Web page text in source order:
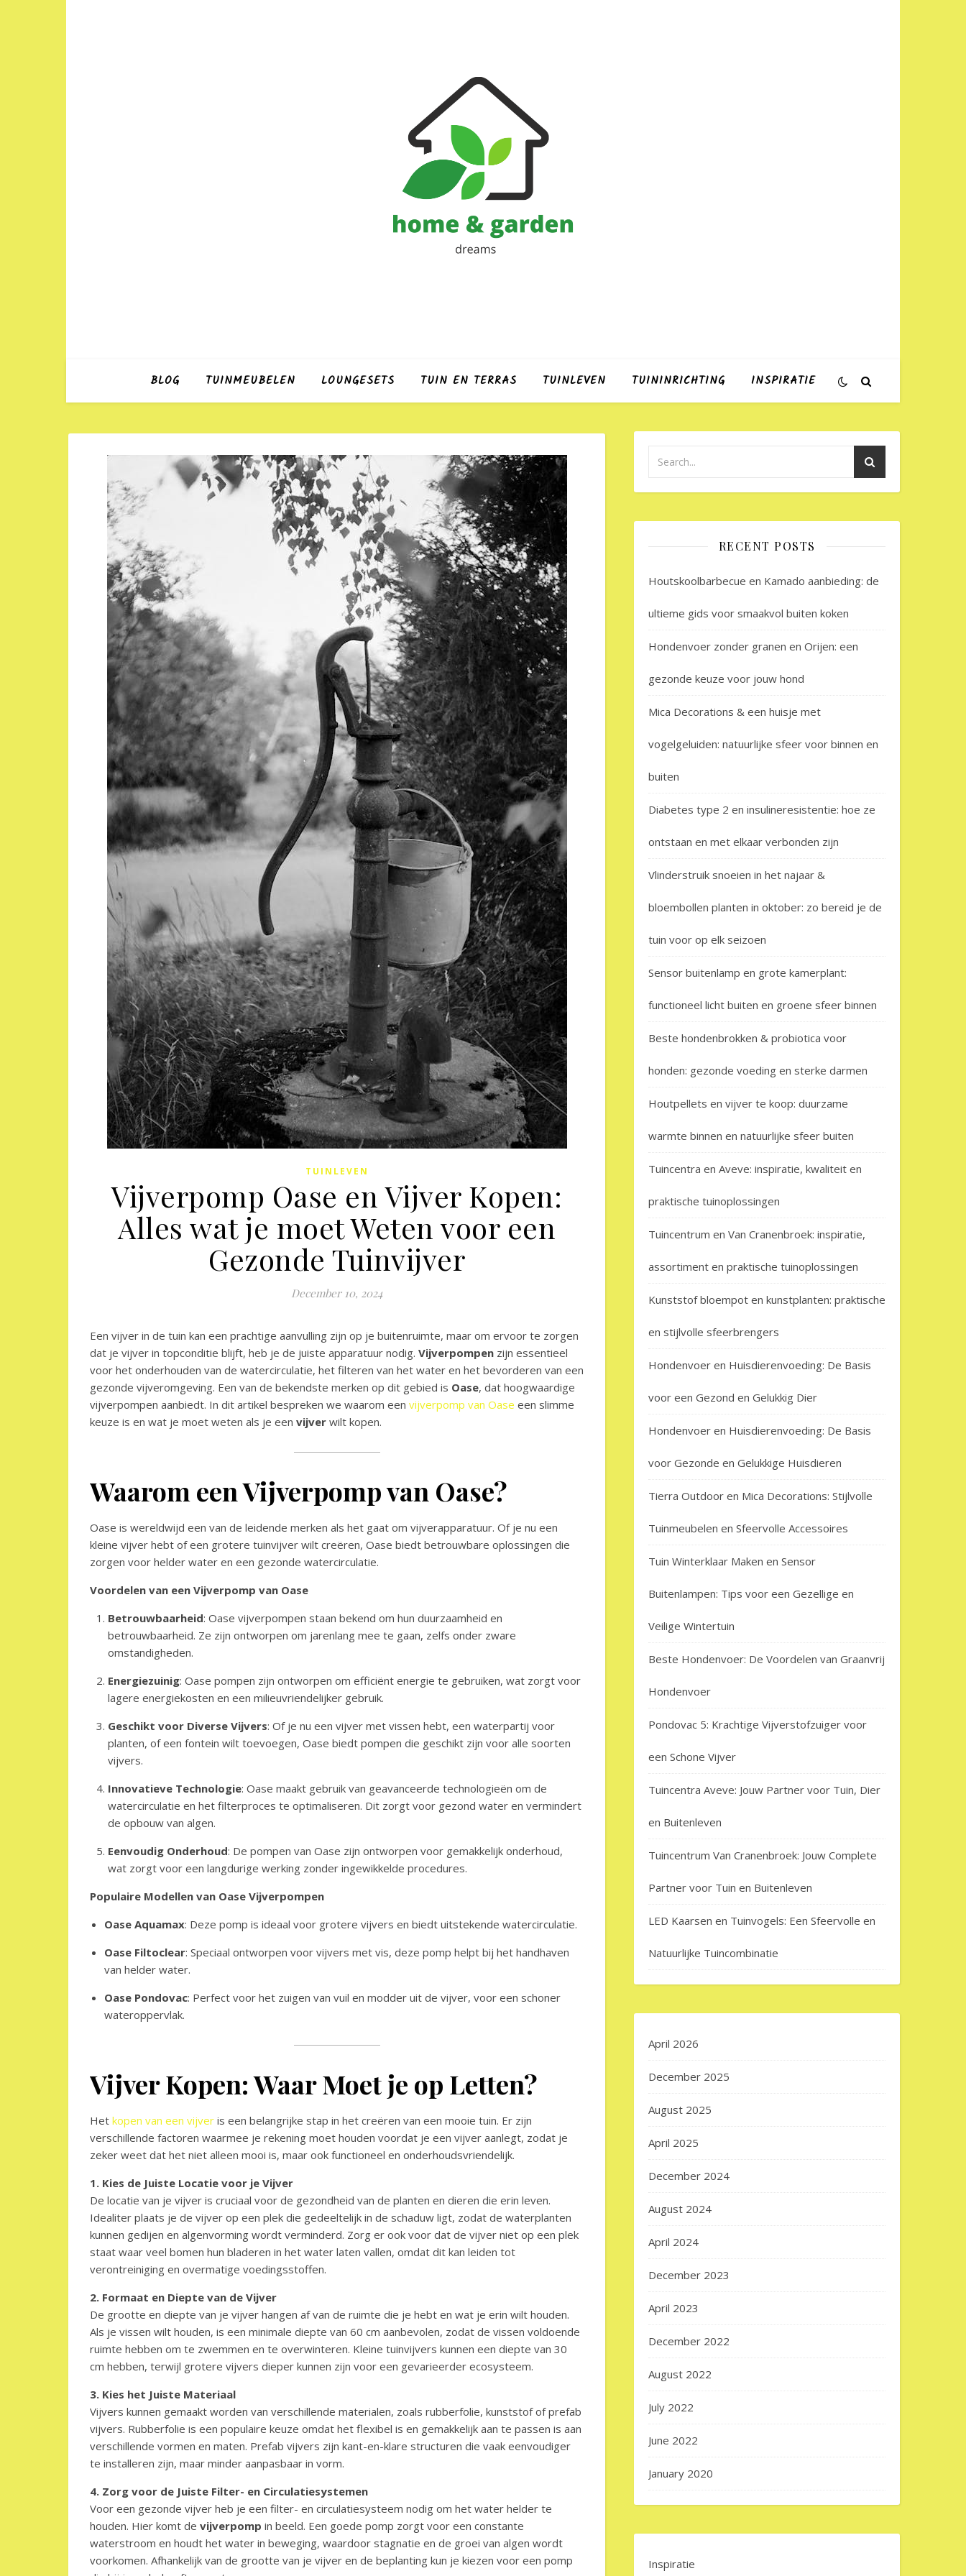
BLOG TUINMEUBELEN LOUNGESETS TUIN EN TERRAS TUINLEVEN TUININRICHTING INSPIRATIE
TUINLEVEN
Vijverpomp Oase en Vijver Kopen:
Alles wat je moet Weten voor een
Gezonde Tuinvijver
December 10, 2024
Een vijver in de tuin kan een prachtige aanvulling zijn op je buitenruimte, maar om ervoor te zorgen
dat je vijver in topconditie blijft, heb je de juiste apparatuur nodig. Vijverpompen zijn essentieel
voor het onderhouden van de watercirculatie, het filteren van het water en het bevorderen van een
gezonde vijveromgeving. Een van de bekendste merken op dit gebied is Oase, dat hoogwaardige
vijverpompen aanbiedt. In dit artikel bespreken we waarom een vijverpomp van Oase een slimme
keuze is en wat je moet weten als je een vijver wilt kopen.
Waarom een Vijverpomp van Oase?
Oase is wereldwijd een van de leidende merken als het gaat om vijverapparatuur. Of je nu een
kleine vijver hebt of een grotere tuinvijver wilt creëren, Oase biedt betrouwbare oplossingen die
zorgen voor helder water en een gezonde watercirculatie.
Voordelen van een Vijverpomp van Oase
Betrouwbaarheid: Oase vijverpompen staan bekend om hun duurzaamheid en
betrouwbaarheid. Ze zijn ontworpen om jarenlang mee te gaan, zelfs onder zware
omstandigheden.
Energiezuinig: Oase pompen zijn ontworpen om efficiënt energie te gebruiken, wat zorgt voor
lagere energiekosten en een milieuvriendelijker gebruik.
Geschikt voor Diverse Vijvers: Of je nu een vijver met vissen hebt, een waterpartij voor
planten, of een fontein wilt toevoegen, Oase biedt pompen die geschikt zijn voor alle soorten
vijvers.
Innovatieve Technologie: Oase maakt gebruik van geavanceerde technologieën om de
watercirculatie en het filterproces te optimaliseren. Dit zorgt voor gezond water en vermindert
de opbouw van algen.
Eenvoudig Onderhoud: De pompen van Oase zijn ontworpen voor gemakkelijk onderhoud,
wat zorgt voor een langdurige werking zonder ingewikkelde procedures.
Populaire Modellen van Oase Vijverpompen
Oase Aquamax: Deze pomp is ideaal voor grotere vijvers en biedt uitstekende watercirculatie.
Oase Filtoclear: Speciaal ontworpen voor vijvers met vis, deze pomp helpt bij het handhaven
van helder water.
Oase Pondovac: Perfect voor het zuigen van vuil en modder uit de vijver, voor een schoner
wateroppervlak.
Vijver Kopen: Waar Moet je op Letten?
Het kopen van een vijver is een belangrijke stap in het creëren van een mooie tuin. Er zijn
verschillende factoren waarmee je rekening moet houden voordat je een vijver aanlegt, zodat je
zeker weet dat het niet alleen mooi is, maar ook functioneel en onderhoudsvriendelijk.
1. Kies de Juiste Locatie voor je Vijver
De locatie van je vijver is cruciaal voor de gezondheid van de planten en dieren die erin leven.
Idealiter plaats je de vijver op een plek die gedeeltelijk in de schaduw ligt, zodat de waterplanten
kunnen gedijen en algenvorming wordt verminderd. Zorg er ook voor dat de vijver niet op een plek
staat waar veel bomen hun bladeren in het water laten vallen, omdat dit kan leiden tot
verontreiniging en overmatige voedingsstoffen.
2. Formaat en Diepte van de Vijver
De grootte en diepte van je vijver hangen af van de ruimte die je hebt en wat je erin wilt houden.
Als je vissen wilt houden, is een minimale diepte van 60 cm aanbevolen, zodat de vissen voldoende
ruimte hebben om te zwemmen en te overwinteren. Kleine tuinvijvers kunnen een diepte van 30
cm hebben, terwijl grotere vijvers dieper kunnen zijn voor een gevarieerder ecosysteem.
3. Kies het Juiste Materiaal
Vijvers kunnen gemaakt worden van verschillende materialen, zoals rubberfolie, kunststof of prefab
vijvers. Rubberfolie is een populaire keuze omdat het flexibel is en gemakkelijk aan te passen is aan
verschillende vormen en maten. Prefab vijvers zijn kant-en-klare structuren die vaak eenvoudiger
te installeren zijn, maar minder aanpasbaar in vorm.
4. Zorg voor de Juiste Filter- en Circulatiesystemen
Voor een gezonde vijver heb je een filter- en circulatiesysteem nodig om het water helder te
houden. Hier komt de vijverpomp in beeld. Een goede pomp zorgt voor een constante
waterstroom en houdt het water in beweging, waardoor stagnatie en de groei van algen wordt
voorkomen. Afhankelijk van de grootte van je vijver en de beplanting kun je kiezen voor een pomp
RECENT POSTS
Houtskoolbarbecue en Kamado aanbieding: de
ultieme gids voor smaakvol buiten koken
Hondenvoer zonder granen en Orijen: een
gezonde keuze voor jouw hond
Mica Decorations & een huisje met
vogelgeluiden: natuurlijke sfeer voor binnen en
buiten
Diabetes type 2 en insulineresistentie: hoe ze
ontstaan en met elkaar verbonden zijn
Vlinderstruik snoeien in het najaar &
bloembollen planten in oktober: zo bereid je de
tuin voor op elk seizoen
Sensor buitenlamp en grote kamerplant:
functioneel licht buiten en groene sfeer binnen
Beste hondenbrokken & probiotica voor
honden: gezonde voeding en sterke darmen
Houtpellets en vijver te koop: duurzame
warmte binnen en natuurlijke sfeer buiten
Tuincentra en Aveve: inspiratie, kwaliteit en
praktische tuinoplossingen
Tuincentrum en Van Cranenbroek: inspiratie,
assortiment en praktische tuinoplossingen
Kunststof bloempot en kunstplanten: praktische
en stijlvolle sfeerbrengers
Hondenvoer en Huisdierenvoeding: De Basis
voor een Gezond en Gelukkig Dier
Hondenvoer en Huisdierenvoeding: De Basis
voor Gezonde en Gelukkige Huisdieren
Tierra Outdoor en Mica Decorations: Stijlvolle
Tuinmeubelen en Sfeervolle Accessoires
Tuin Winterklaar Maken en Sensor
Buitenlampen: Tips voor een Gezellige en
Veilige Wintertuin
Beste Hondenvoer: De Voordelen van Graanvrij
Hondenvoer
Pondovac 5: Krachtige Vijverstofzuiger voor
een Schone Vijver
Tuincentra Aveve: Jouw Partner voor Tuin, Dier
en Buitenleven
Tuincentrum Van Cranenbroek: Jouw Complete
Partner voor Tuin en Buitenleven
LED Kaarsen en Tuinvogels: Een Sfeervolle en
Natuurlijke Tuincombinatie
April 2026
December 2025
August 2025
April 2025
December 2024
August 2024
April 2024
December 2023
April 2023
December 2022
August 2022
July 2022
June 2022
January 2020
Inspiratie